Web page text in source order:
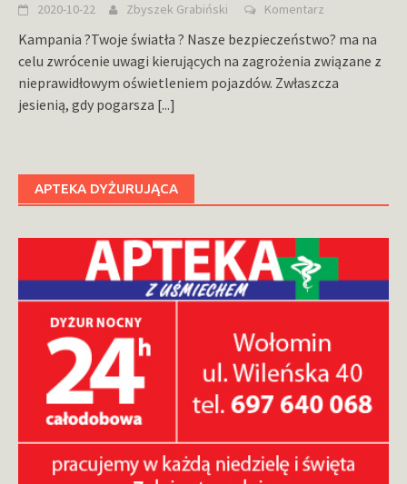
2020-10-22 Zbyszek Grabiński Komentarz
Kampania ?Twoje światła ? Nasze bezpieczeństwo? ma na
celu zwrócenie uwagi kierujących na zagrożenia związane z
nieprawidłowym oświetleniem pojazdów. Zwłaszcza
jesienią, gdy pogarsza [...]
APTEKA DYŻURUJĄCA